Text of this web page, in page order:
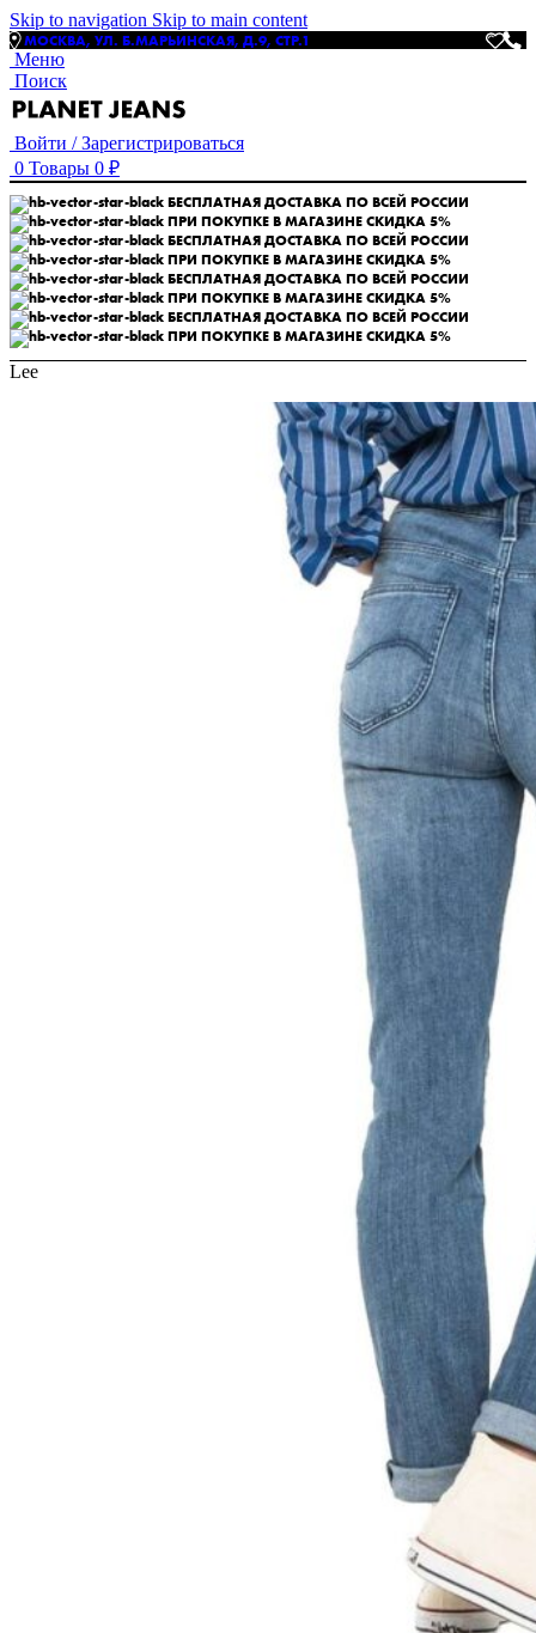
Skip to navigation Skip to main content
МОСКВА, УЛ. Б.МАРЬИНСКАЯ, Д.9, СТР.1
Меню
Поиск
Войти / Зарегистрироваться
0 Товары 0 ₽
БЕСПЛАТНАЯ ДОСТАВКА ПО ВСЕЙ РОССИИ
ПРИ ПОКУПКЕ В МАГАЗИНЕ СКИДКА 5%
БЕСПЛАТНАЯ ДОСТАВКА ПО ВСЕЙ РОССИИ
ПРИ ПОКУПКЕ В МАГАЗИНЕ СКИДКА 5%
БЕСПЛАТНАЯ ДОСТАВКА ПО ВСЕЙ РОССИИ
ПРИ ПОКУПКЕ В МАГАЗИНЕ СКИДКА 5%
БЕСПЛАТНАЯ ДОСТАВКА ПО ВСЕЙ РОССИИ
ПРИ ПОКУПКЕ В МАГАЗИНЕ СКИДКА 5%
Lee